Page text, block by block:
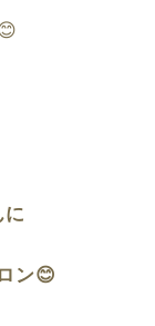
に
ン😊